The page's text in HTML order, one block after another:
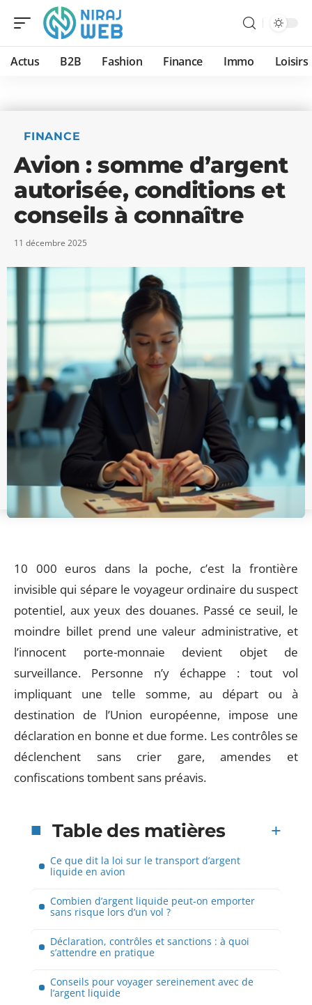
Actus B2B Fashion Finance Immo Loisirs
FINANCE
Avion : somme d’argent
autorisée, conditions et
conseils à connaître
11 décembre 2025
10 000 euros dans la poche, c’est la frontière
invisible qui sépare le voyageur ordinaire du suspect
potentiel, aux yeux des douanes. Passé ce seuil, le
moindre billet prend une valeur administrative, et
l’innocent porte-monnaie devient objet de
surveillance. Personne n’y échappe : tout vol
impliquant une telle somme, au départ ou à
destination de l’Union européenne, impose une
déclaration en bonne et due forme. Les contrôles se
déclenchent sans crier gare, amendes et
confiscations tombent sans préavis.
Table des matières
Ce que dit la loi sur le transport d’argent
liquide en avion
Combien d’argent liquide peut-on emporter
sans risque lors d’un vol ?
Déclaration, contrôles et sanctions : à quoi
s’attendre en pratique
Conseils pour voyager sereinement avec de
l’argent liquide